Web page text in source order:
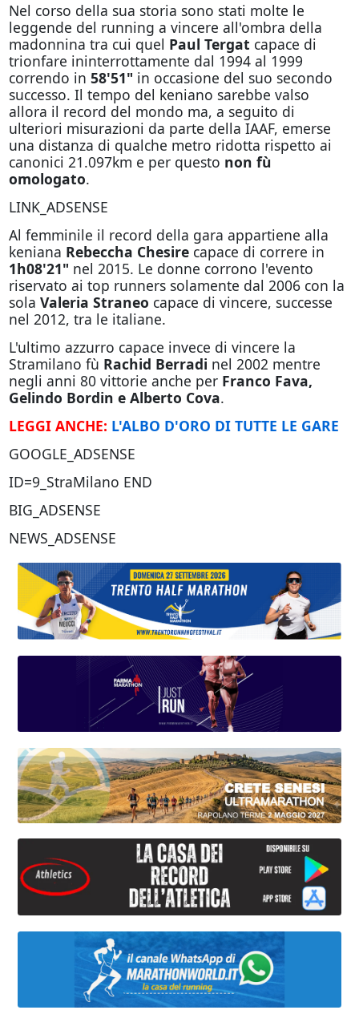
Nel corso della sua storia sono stati molte le
leggende del running a vincere all'ombra della
madonnina tra cui quel Paul Tergat capace di
trionfare ininterrottamente dal 1994 al 1999
correndo in 58'51" in occasione del suo secondo
successo. Il tempo del keniano sarebbe valso
allora il record del mondo ma, a seguito di
ulteriori misurazioni da parte della IAAF, emerse
una distanza di qualche metro ridotta rispetto ai
canonici 21.097km e per questo non fù
omologato.
LINK_ADSENSE
Al femminile il record della gara appartiene alla
keniana Rebeccha Chesire capace di correre in
1h08'21" nel 2015. Le donne corrono l'evento
riservato ai top runners solamente dal 2006 con la
sola Valeria Straneo capace di vincere, successe
nel 2012, tra le italiane.
L'ultimo azzurro capace invece di vincere la
Stramilano fù Rachid Berradi nel 2002 mentre
negli anni 80 vittorie anche per Franco Fava,
Gelindo Bordin e Alberto Cova.
LEGGI ANCHE: L'ALBO D'ORO DI TUTTE LE GARE
GOOGLE_ADSENSE
ID=9_StraMilano END
BIG_ADSENSE
NEWS_ADSENSE